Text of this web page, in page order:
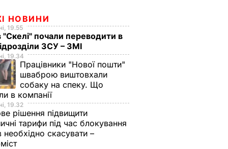
НОВИНИ
19.55
"Скелі" почали переводити в
ЗСУ – ЗМІ
19.34
Працівники "Нової пошти"
шваброю виштовхали
собаку на спеку. Що
в компанії
19.32
рішення підвищити
тарифи під час блокування
необхідно скасувати –